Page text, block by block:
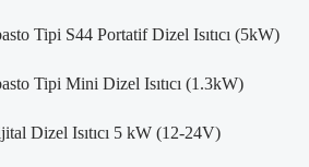
Tipi S44 Portatif Dizel Isıtıcı (5kW)
Tipi Mini Dizel Isıtıcı (1.3kW)
Dizel Isıtıcı 5 kW (12-24V)